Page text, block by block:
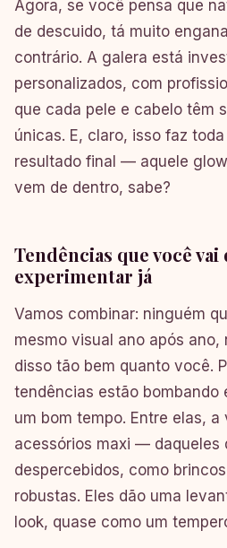
Agora, se você pensa que
de descuido, tá muito
contrário. A galera está
personalizados, com
que cada pele e cabelo têm
únicas. E, claro, isso faz
resultado final — aquele
vem de dentro, sabe?
Tendências que você
experimentar já
Vamos combinar: ninguém
mesmo visual ano após ano,
disso tão bem quanto você.
tendências estão bombando
um bom tempo. Entre elas,
acessórios maxi — daqueles
despercebidos, como
robustas. Eles dão uma
look, quase como um